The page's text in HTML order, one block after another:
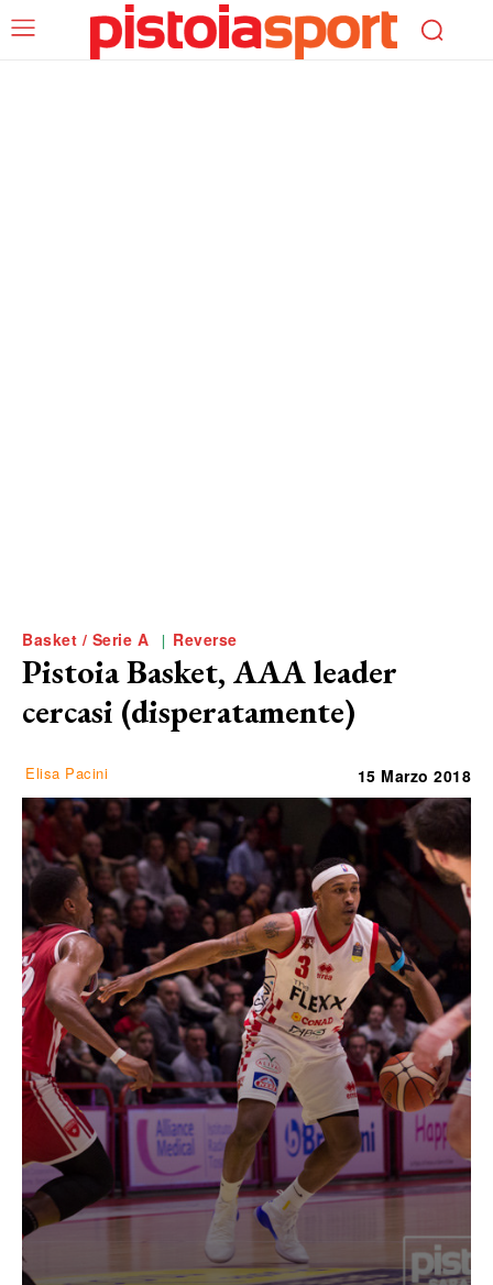
Basket / Serie A Reverse
Pistoia Basket, AAA leader
cercasi (disperatamente)
Elisa Pacini 15 Marzo 2018